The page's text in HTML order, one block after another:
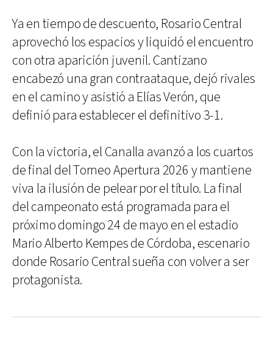
Ya en tiempo de descuento, Rosario Central
aprovechó los espacios y liquidó el encuentro
con otra aparición juvenil. Cantizano
encabezó una gran contraataque, dejó rivales
en el camino y asistió a Elías Verón, que
definió para establecer el definitivo 3-1.
Con la victoria, el Canalla avanzó a los cuartos
de final del Torneo Apertura 2026 y mantiene
viva la ilusión de pelear por el título. La final
del campeonato está programada para el
próximo domingo 24 de mayo en el estadio
Mario Alberto Kempes de Córdoba, escenario
donde Rosario Central sueña con volver a ser
protagonista.